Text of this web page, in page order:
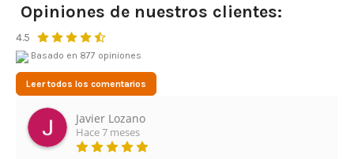
Opiniones de nuestros clientes:
4.5
Basado en 877 opiniones
Leer todos los comentarios
Javier Lozano
Hace 7 meses